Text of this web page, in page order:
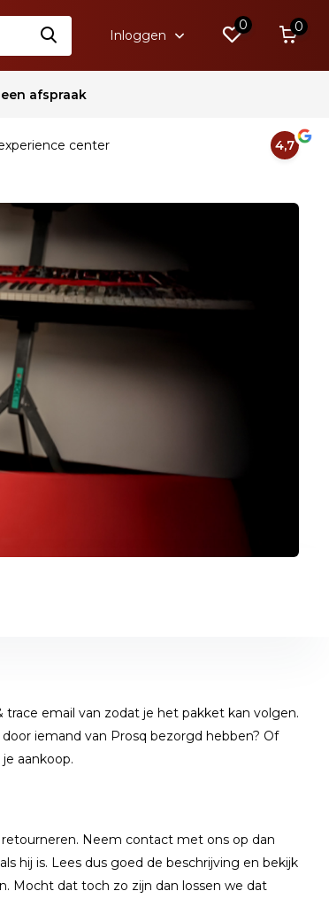
Inloggen
0 0
afspraak
center 4,7
email van zodat je het pakket kan volgen.
iemand van Prosq bezorgd hebben? Of
aankoop.
Neem contact met ons op dan
hij is. Lees dus goed de beschrijving en bekijk
Mocht dat toch zo zijn dan lossen we dat